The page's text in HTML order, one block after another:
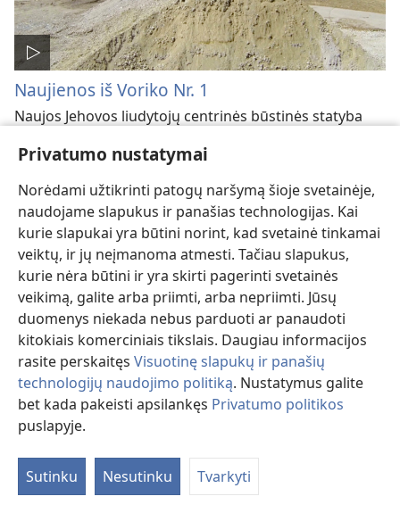
Privatumo nustatymai
Norėdami užtikrinti patogų naršymą šioje svetainėje,
naudojame slapukus ir panašias technologijas. Kai
kurie slapukai yra būtini norint, kad svetainė tinkamai
veiktų, ir jų neįmanoma atmesti. Tačiau slapukus,
kurie nėra būtini ir yra skirti pagerinti svetainės
veikimą, galite arba priimti, arba nepriimti. Jūsų
duomenys niekada nebus parduoti ar panaudoti
kitokiais komerciniais tikslais. Daugiau informacijos
rasite perskaitęs Visuotinę slapukų ir panašių
technologijų naudojimo politiką. Nustatymus galite
bet kada pakeisti apsilankęs Privatumo politikos
puslapyje.
Sutinku Nesutinku Tvarkyti
Naujienos iš Voriko Nr. 1
Naujos Jehovos liudytojų centrinės būstinės statyba
šį darbą sako kai kurie statybininkai savanoriai.
Jie prašo darbo, o ne užmokesčio
Per pastaruosius 28 metus Jehovos liudytojai dalyvavo
aukojo savo sugebėjimus ir laiką. Skaitykite daugiau
apie šią unikalią statybų programą.